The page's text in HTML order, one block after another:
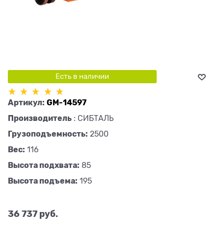
Есть в наличии
Артикул: GM-14597
Производитель : СИБТАЛЬ
Грузоподъемность: 2500
Вес: 116
Высота подхвата: 85
Высота подъема: 195
36 737 руб.